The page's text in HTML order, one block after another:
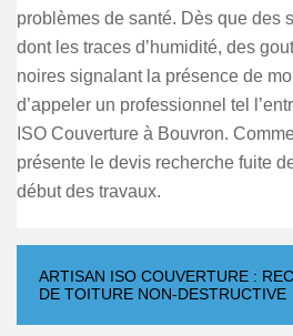
problèmes de santé. Dès que des
dont les traces d’humidité, des
noires signalant la présence de
d’appeler un professionnel tel
ISO Couverture à Bouvron.
présente le devis recherche fuite
début des travaux.
ARTISAN ISO COUVERTURE :
DE TOITURE NON-DESTRUCTIVE